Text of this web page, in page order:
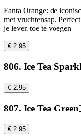
Fanta Orange: de
met vruchtensap.
je leven toe te voegen
€ 2.95
806. Ice Tea
€ 2.95
807. Ice Tea
€ 2.95